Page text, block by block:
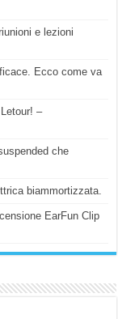
e lezioni
Ecco come va
–
che
biammortizzata.
EarFun Clip